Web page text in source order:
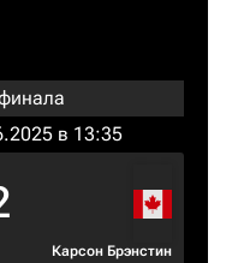
в 13:35
Карсон Брэнстин